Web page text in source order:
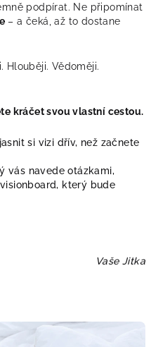
podpírat. Ne připomínat
– a čeká, až to dostane
Hlouběji. Vědoměji.
kráčet svou vlastní cestou.
si vizi dřív, než začnete
vás navede otázkami,
který bude
Vaše Jitka